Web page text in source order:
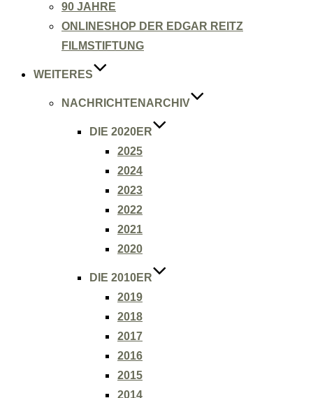
90 JAHRE
ONLINESHOP DER EDGAR REITZ
FILMSTIFTUNG
WEITERES
NACHRICHTENARCHIV
DIE 2020ER
2025
2024
2023
2022
2021
2020
DIE 2010ER
2019
2018
2017
2016
2015
2014